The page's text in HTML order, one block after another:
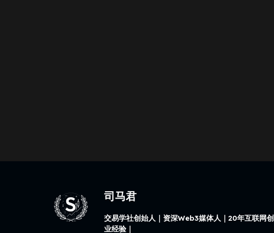
司马君
交易学社创始人｜资深Web3媒体人｜20年互联网创
业经验｜